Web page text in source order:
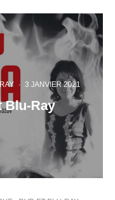
· 3 JANVIER 2021
Blu-Ray